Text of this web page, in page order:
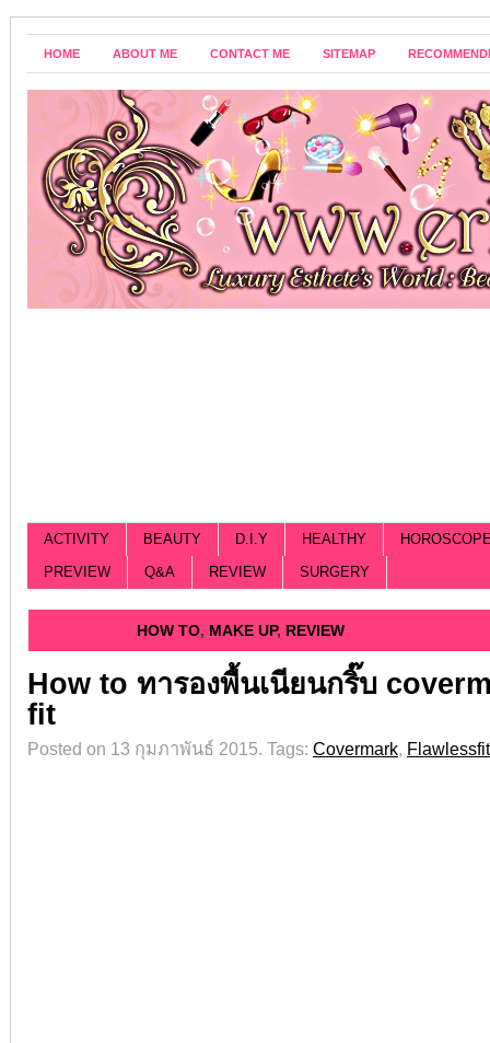
HOME ABOUT ME CONTACT ME SITEMAP
ACTIVITY BEAUTY D.I.Y HEALTHY
PREVIEW
Q&A REVIEW SURGERY
HOW TO, MAKE UP, REVIEW
How to ทารองพื้นเนียนกริ๊บ
fit
Posted on 13 กุมภาพันธ์ 2015. Tags: Covermark, Flawlessfit